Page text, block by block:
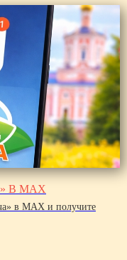
В MAX
в MAX и получите